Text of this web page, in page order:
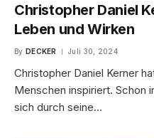
Christopher Daniel
Leben und Wirken
By DECKER Juli 30, 2024
Christopher Daniel Kerner
Menschen inspiriert. Schon
sich durch seine…